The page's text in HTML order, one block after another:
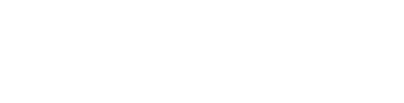
97899/docker-proxy
735/httpd
733/sshd
1195/grafana-server
654/chronyd
654/chronyd